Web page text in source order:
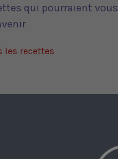
qui pourraient vous
les recettes